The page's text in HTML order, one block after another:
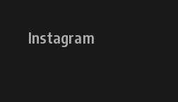
Instagram